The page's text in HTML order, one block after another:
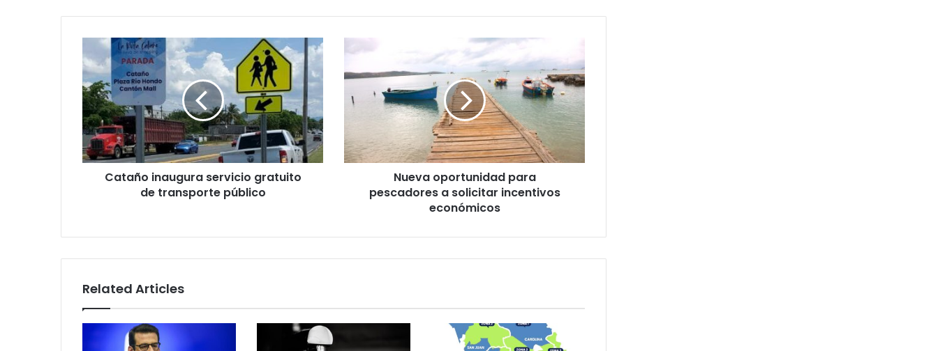
Cataño
inaugura
servicio
gratuito
de
transporte
público
Cataño inaugura servicio gratuito
de transporte público
para
pescadores
económicos
Nueva oportunidad para
pescadores a solicitar incentivos
económicos
Related Articles